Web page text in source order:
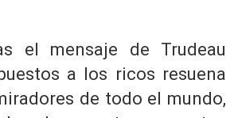
el mensaje de Trudeau
a los ricos resuena
de todo el mundo,